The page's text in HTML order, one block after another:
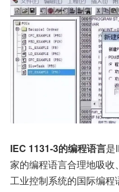
IEC 1131-3的编程语言是
家的编程语言合理地吸
工业控制系统的国际编